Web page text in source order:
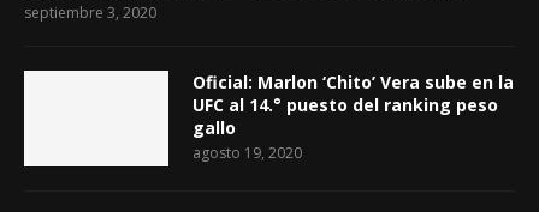
septiembre 3, 2020
Oficial: Marlon ‘Chito’ Vera sube en la
UFC al 14.° puesto del ranking peso
gallo
agosto 19, 2020